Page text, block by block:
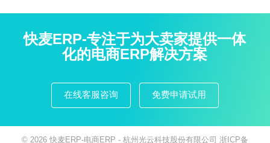
快麦ERP-专注于为大卖家提供一体
化的电商ERP解决方案
在线客服咨询 免费申请试用
© 2026 快麦ERP-电商ERP - 杭州光云科技股份有限公司 浙ICP备